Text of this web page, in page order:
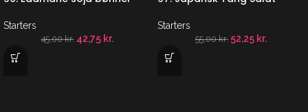
Starters
45,00kr. 42,75 kr.
Starters
55,00kr. 52,25 kr.